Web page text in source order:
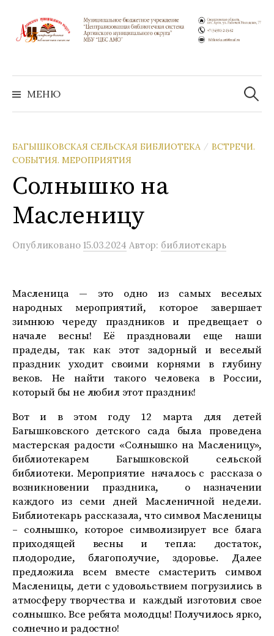
содержимому
МЕНЮ
Найти:
БАГЫШКОВСКАЯ СЕЛЬСКАЯ БИБЛИОТЕКА / ВСТРЕЧИ.
СОБЫТИЯ. МЕРОПРИЯТИЯ
Солнышко на
Масленицу
Опубликовано 15.03.2024 Автор: библиотекарь
Масленица — это одно из самых веселых
народных мероприятий, которое завершает
зимнюю череду праздников и предвещает о
начале весны! Её праздновали еще наши
прадеды, так как этот задорный и веселый
праздник уходит своими корнями в глубину
веков. Не найти такого человека в России,
который бы не любил этот праздник!
Вот и в этом году 12 марта для детей
Багышковского детского сада была проведена
мастерская радости «Солнышко на Масленицу»,
библиотекарем Багышковской сельской
библиотеки. Мероприятие началось с рассказа о
возникновении праздника, о назначении
каждого из семи дней Масленичной недели.
Библиотекарь рассказала, что символ Масленицы
– солнышко, которое символизирует все блага
приходящей весны и тепла: достаток,
плодородие, благополучие, здоровье. Далее
предложила всем вместе смастерить символ
Масленицы, дети с удовольствием погрузились в
атмосферу творчества и каждый изготовил свое
солнышко. Все ребята молодцы! Получилось ярко,
солнечно и радостно!